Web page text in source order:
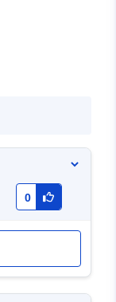
0